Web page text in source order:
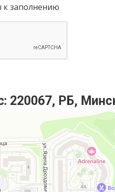
к заполнению
220067, РБ,